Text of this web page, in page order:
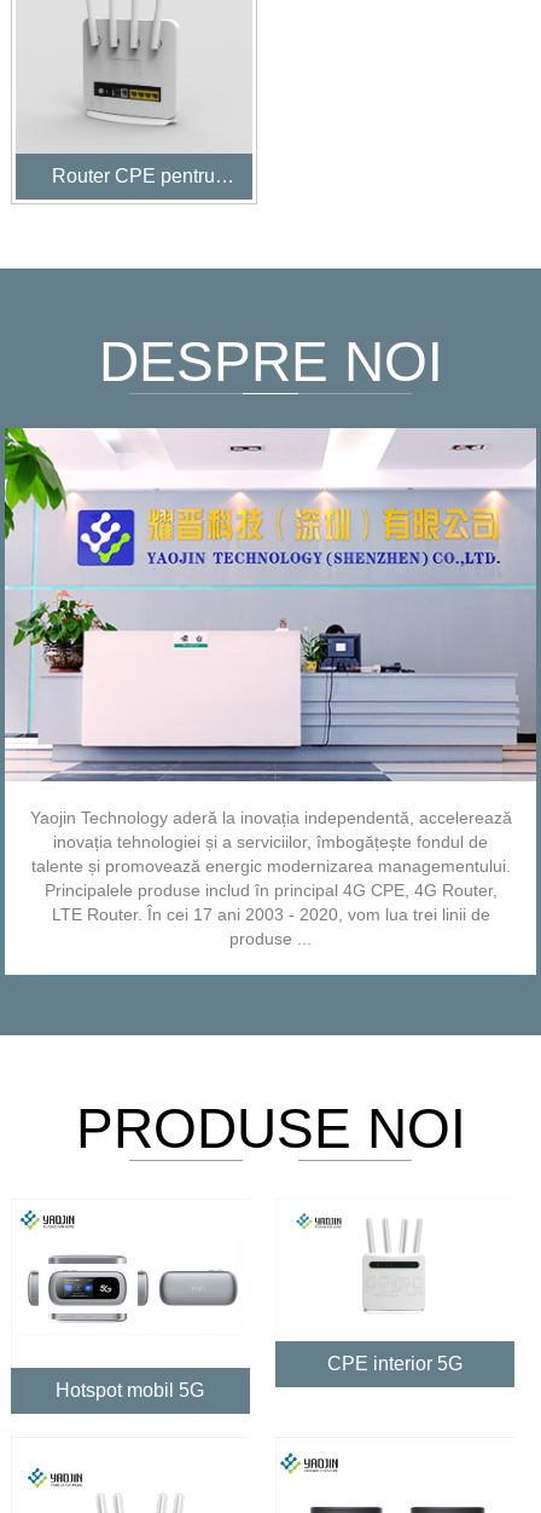
Router CPE pentru
interior LTE CAT6
DESPRE NOI
Yaojin Technology aderă la inovația independentă, accelerează
inovația tehnologiei și a serviciilor, îmbogățește fondul de
talente și promovează energic modernizarea managementului.
Principalele produse includ în principal 4G CPE, 4G Router,
LTE Router. În cei 17 ani 2003 - 2020, vom lua trei linii de
produse ...
PRODUSE NOI
Hotspot mobil 5G
CPE interior 5G